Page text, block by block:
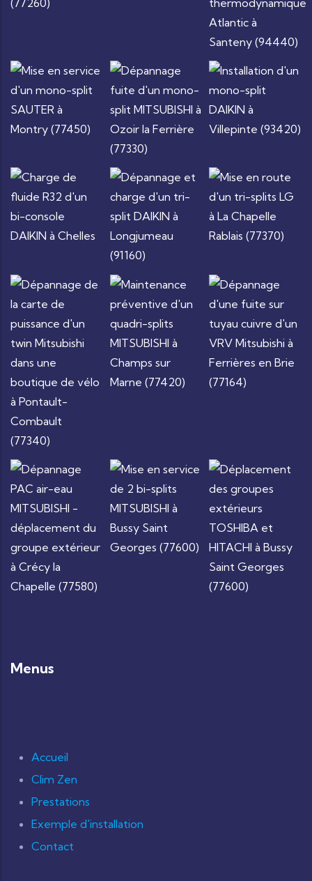
Menus
Accueil
Clim Zen
Prestations
Exemple d'installation
Contact